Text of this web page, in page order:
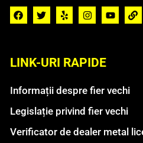
LINK-URI RAPIDE
Informații despre fier vechi
Legislație privind fier vechi
Verificator de dealer metal